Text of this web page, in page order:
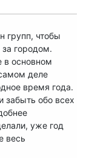
групп, чтобы
городом.
в основном
деле
время года.
забыть обо всех
уже год
весь